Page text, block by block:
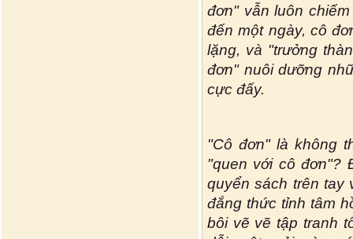
đơn" vẫn luôn
đến một ngày, cô
lặng, và "trưởng
đơn" nuôi dưỡng
cực đấy.
"Cô đơn" là không
"quen với cô đơn"?
quyển sách trên tay
đắng thức tỉnh tâm
bôi vẽ vẽ tập tranh